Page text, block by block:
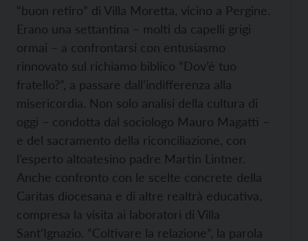
“buon retiro” di Villa Moretta, vicino a Pergine.
Erano una settantina – molti da capelli grigi
ormai – a confrontarsi con entusiasmo
rinnovato sul richiamo biblico “Dov’è tuo
fratello?”, a passare dall’indifferenza alla
misericordia. Non solo analisi della cultura di
oggi – condotta dal sociologo Mauro Magatti –
e del sacramento della riconciliazione, con
l’esperto altoatesino padre Martin Lintner.
Anche confronto con le scelte concrete della
Caritas diocesana e di altre realtrà educativa,
compresa la visita ai laboratori di Villa
Sant’Ignazio. “Coltivare la relazione”, la parola